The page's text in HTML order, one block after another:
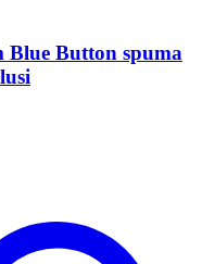
Blue Button spuma